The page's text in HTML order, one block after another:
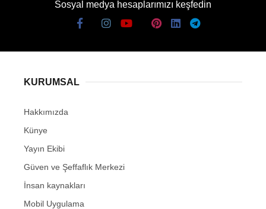
Sosyal medya hesaplarımızı keşfedin
KURUMSAL
Hakkımızda
Künye
Yayın Ekibi
Güven ve Şeffaflık Merkezi
İnsan kaynakları
Mobil Uygulama